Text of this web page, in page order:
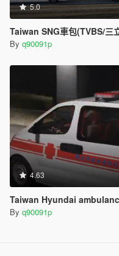
5.0
Taiwan SNG車包(TVBS/三
By q90091p
4.63
Taiwan Hyundai
By q90091p